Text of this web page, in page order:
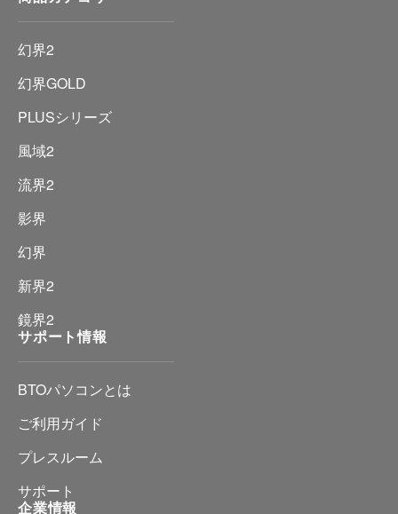
幻界2
幻界GOLD
PLUSシリーズ
風域2
流界2
影界
幻界
新界2
鏡界2
サポート情報
BTOパソコンとは
ご利用ガイド
プレスルーム
サポート
企業情報